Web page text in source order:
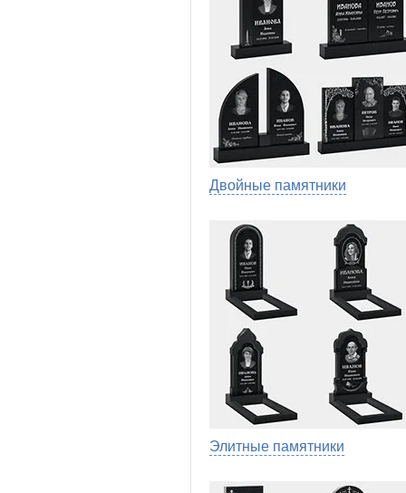
Двойные памятники
Элитные памятники